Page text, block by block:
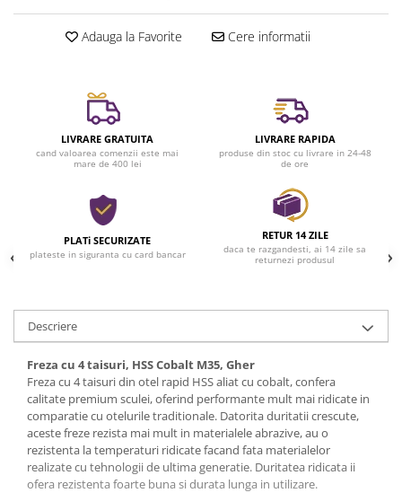
Adauga la Favorite Cere informatii
LIVRARE GRATUITA
cand valoarea comenzii este mai
mare de 400 lei
LIVRARE RAPIDA
produse din stoc cu livrare in 24-48
de ore
PLATi SECURIZATE
plateste in siguranta cu card bancar
RETUR 14 ZILE
daca te razgandesti, ai 14 zile sa
returnezi produsul
Descriere
Freza cu 4 taisuri, HSS Cobalt M35, Gher
Freza cu 4 taisuri din otel rapid HSS aliat cu cobalt, confera
calitate premium sculei, oferind performante mult mai ridicate in
comparatie cu otelurile traditionale. Datorita duritatii crescute,
aceste freze rezista mai mult in materialele abrazive, au o
rezistenta la temperaturi ridicate facand fata materialelor
realizate cu tehnologii de ultima generatie. Duritatea ridicata ii
ofera rezistenta foarte buna si durata lunga in utilizare.